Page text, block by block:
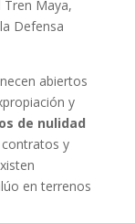
Tren Maya,
Defensa
abiertos
y
de nulidad
y
en terrenos